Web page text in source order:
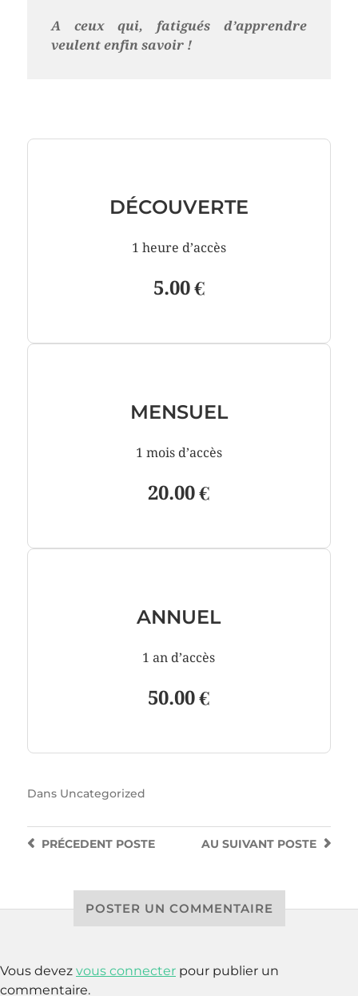
A ceux qui, fatigués d’apprendre
veulent enfin savoir !
DÉCOUVERTE
1 heure d’accès
5.00 €
MENSUEL
1 mois d’accès
20.00 €
ANNUEL
1 an d’accès
50.00 €
Dans Uncategorized
AU SUIVANT POSTE
PRÉCEDENTPOSTE
POSTER UN COMMENTAIRE
Vous devez vous connecter pour publier un
commentaire.